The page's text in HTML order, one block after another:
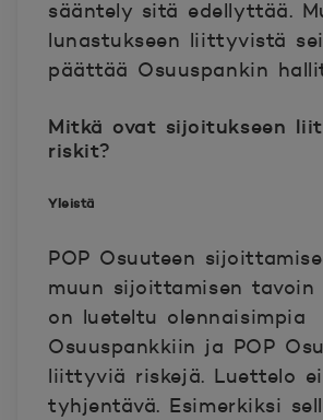
sääntely sitä edellyttää.
lunastukseen liittyvistä
päättää Osuuspankin
Mitkä ovat sijoitukseen
riskit?
Yleistä
POP Osuuteen
muun sijoittamisen tavoin
on lueteltu olennaisimpia
Osuuspankkiin ja POP
liittyviä riskejä. Luettelo
tyhjentävä. Esimerkiksi